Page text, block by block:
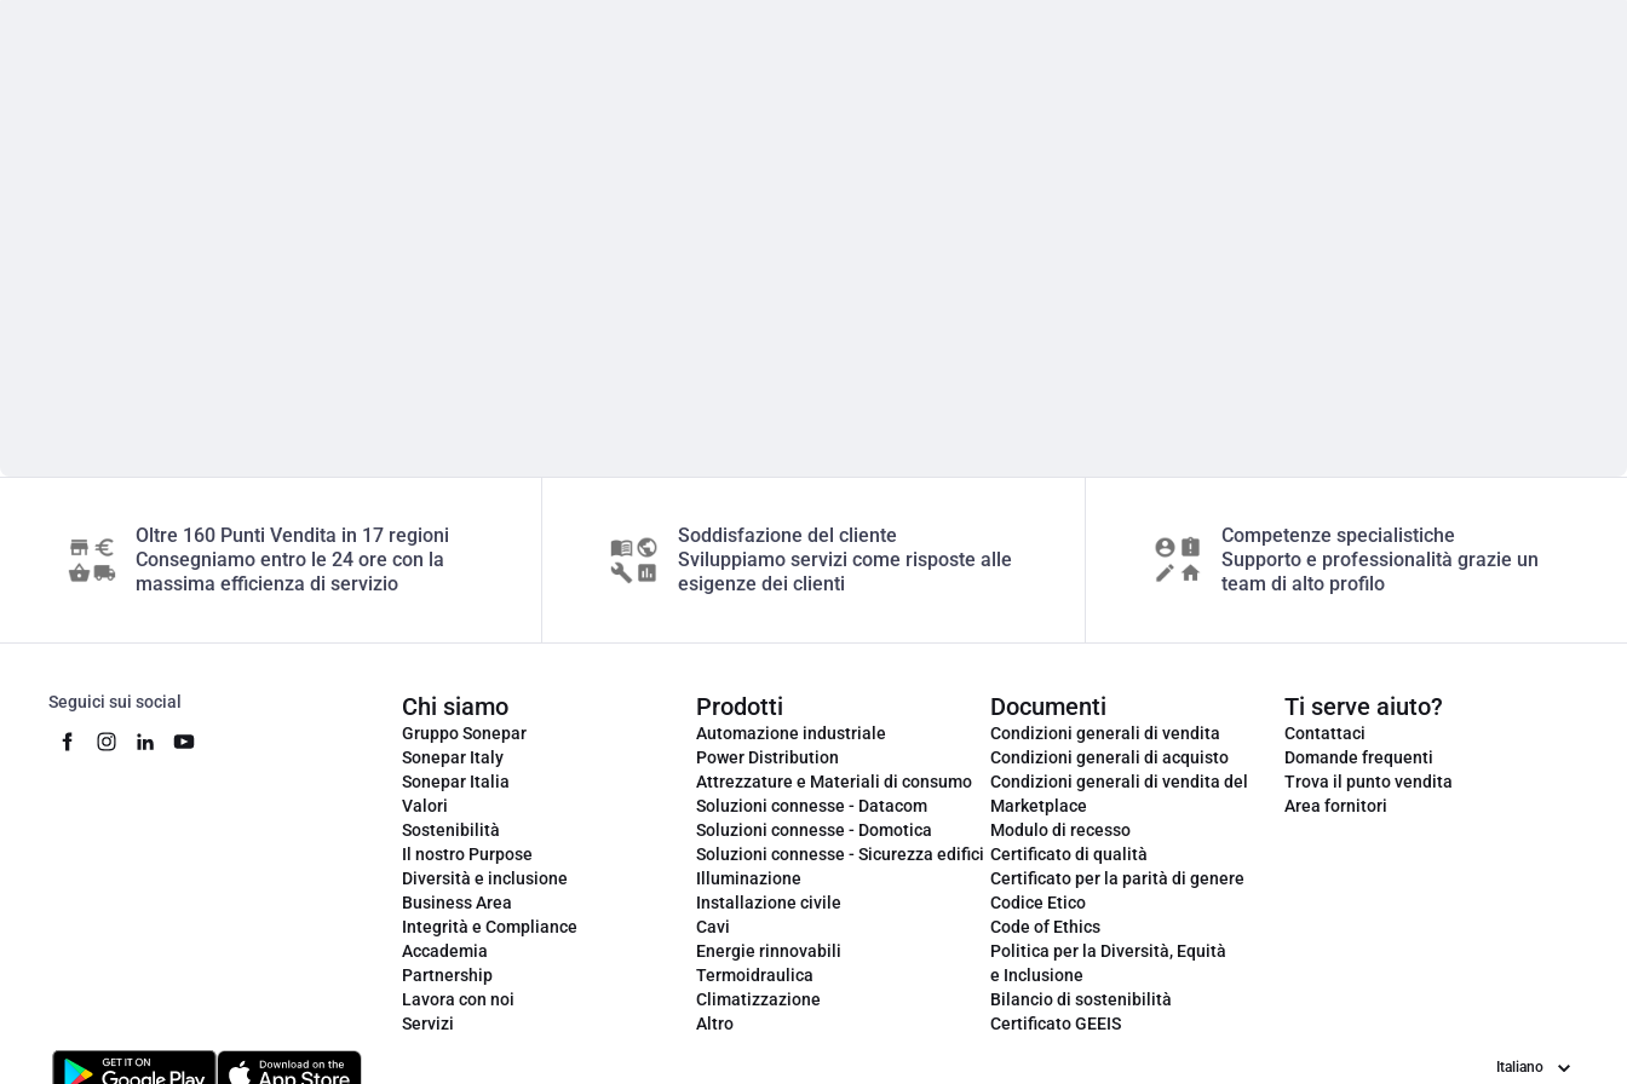
Oltre 160 Punti Vendita in 17 regioni
Consegniamo entro le 24 ore con la
massima efficienza di servizio
Soddisfazione del cliente
Sviluppiamo servizi come risposte alle
esigenze dei clienti
Competenze specialistiche
Supporto e professionalità grazie un
team di alto profilo
Seguici sui social Chi siamo
Gruppo Sonepar
Sonepar Italy
Sonepar Italia
Valori
Sostenibilità
Il nostro Purpose
Diversità e inclusione
Business Area
Integrità e Compliance
Accademia
Partnership
Lavora con noi
Servizi
Prodotti
Automazione industriale
Power Distribution
Attrezzature e Materiali di consumo
Soluzioni connesse - Datacom
Soluzioni connesse - Domotica
Soluzioni connesse - Sicurezza edifici
Illuminazione
Installazione civile
Cavi
Energie rinnovabili
Termoidraulica
Climatizzazione
Altro
Documenti
Condizioni generali di vendita
Condizioni generali di acquisto
Condizioni generali di vendita del
Marketplace
Modulo di recesso
Certificato di qualità
Certificato per la parità di genere
Codice Etico
Code of Ethics
Politica per la Diversità, Equità
e Inclusione
Bilancio di sostenibilità
Certificato GEEIS
Ti serve aiuto?
Contattaci
Domande frequenti
Trova il punto vendita
Area fornitori
Lingua